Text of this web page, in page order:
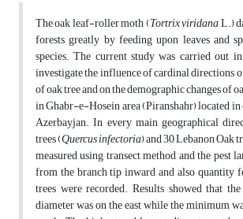
The oak leaf-roller moth (Tortrix viridanaL.)
forests greatly by feeding upon leaves and
species. The current study was carried out
investigate the influence of cardinal directions
of oak tree and on the demographic changes of
in Ghabr-e-Hosein area (Piranshahr) located
Azerbayjan. In every main geographical
trees (Quercus infectoria) and 30 Lebanon Oak
measured using transect method and the pest
from the branch tip inward and also quantity
trees were recorded. Results showed that
diameter was on the east while the minimum